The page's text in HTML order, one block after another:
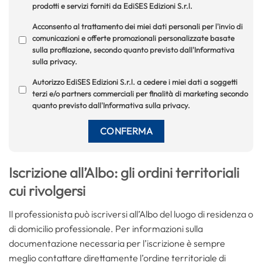
prodotti e servizi forniti da EdiSES Edizioni S.r.l.
Acconsento al trattamento dei miei dati personali per l'invio di
comunicazioni e offerte promozionali personalizzate basate
sulla profilazione, secondo quanto previsto dall'Informativa
sulla privacy.
Autorizzo EdiSES Edizioni S.r.l. a cedere i miei dati a soggetti
terzi e/o partners commerciali per finalità di marketing secondo
quanto previsto dall'Informativa sulla privacy.
Iscrizione all’Albo: gli ordini territoriali
cui rivolgersi
Il professionista può iscriversi all’Albo del luogo di residenza o
di domicilio professionale. Per informazioni sulla
documentazione necessaria per l’iscrizione è sempre
meglio contattare direttamente l’ordine territoriale di